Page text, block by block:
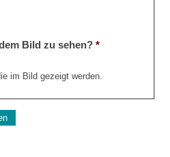
Bild zu sehen? *
im Bild gezeigt werden.